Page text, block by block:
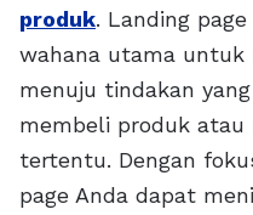
produk. Landing
wahana utama untuk
menuju tindakan
membeli produk
tertentu. Dengan
page Anda dapat